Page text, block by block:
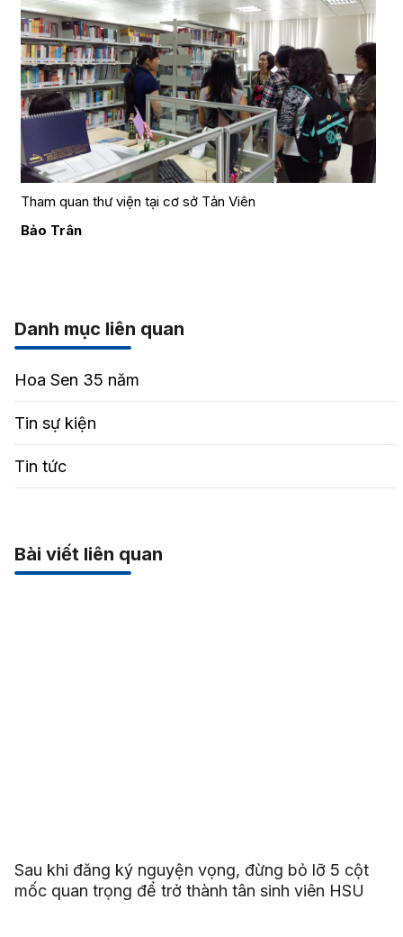
Tham quan thư viện tại cơ sở Tản Viên
Bảo Trân
Danh mục liên quan
Hoa Sen 35 năm
Tin sự kiện
Tin tức
Bài viết liên quan
Sau khi đăng ký nguyện vọng, đừng bỏ lỡ 5 cột
mốc quan trọng để trở thành tân sinh viên HSU